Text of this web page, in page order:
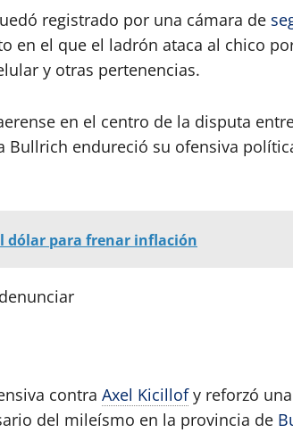
registrado por una cámara de
en el que el ladrón ataca al chico
y otras pertenencias.
en el centro de la disputa
endureció su ofensiva
dólar para frenar inflación
contra Axel Kicillofy reforzó
del mileísmo en la provincia de